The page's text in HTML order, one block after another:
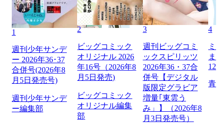
1
週刊少年サンデ
ー 2026年36･37
合併号(2026年8
月5日発売号)
週刊少年サンデ
ー編集部
2
ビッグコミック
オリジナル 2026
年16号（2026年8
月5日発売)
ビッグコミック
オリジナル編集
部
3
週刊ビッグコミ
ックスピリッツ
2026年36・37合
併号【デジタル
版限定グラビア
増量｢東雲う
み」】（2026年8
月3日発売号）
4
ミ
ま
129
青